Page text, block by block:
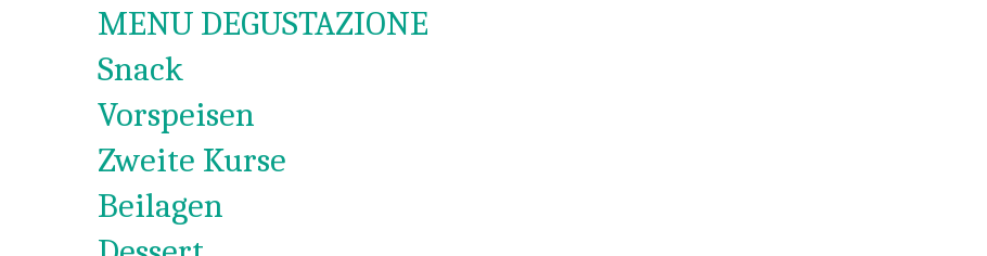
MENU DEGUSTAZIONE
Snack
Vorspeisen
Zweite Kurse
Beilagen